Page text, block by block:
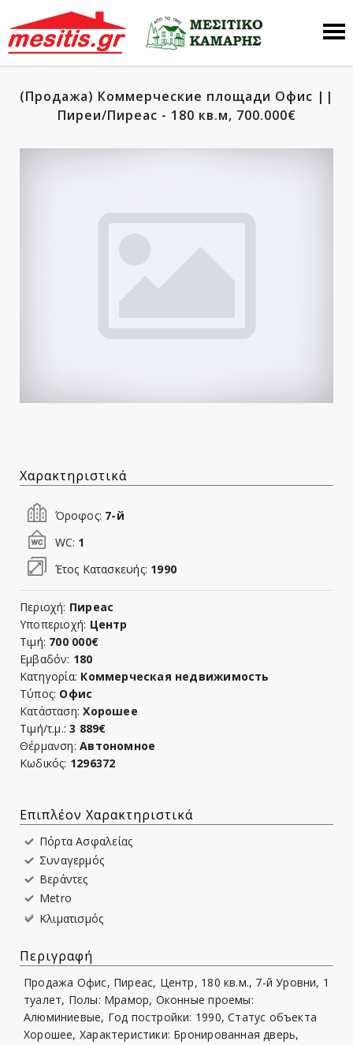
(Продажа) Коммерческие площади Офис ||
Пиреи/Пиреас - 180 кв.м, 700.000€
Χαρακτηριστικά
Όροφος: 7-й
WC: 1
Έτος Κατασκευής: 1990
Περιοχή: Пиреас
Υποπεριοχή: Центр
Τιμή: 700 000€
Εμβαδόν: 180
Κατηγορία: Коммерческая недвижимость
Τύπος: Офис
Κατάσταση: Хорошее
Τιμή/τ.μ.: 3 889€
Θέρμανση: Автономное
Κωδικός: 1296372
Επιπλέον Χαρακτηριστικά
Πόρτα Ασφαλείας
Συναγερμός
Βεράντες
Metro
Κλιματισμός
Περιγραφή
Продажа Офис, Пиреас, Центр, 180 кв.м., 7-й Уровни, 1
туалет, Полы: Мрамор, Оконные проемы:
Алюминиевые, Год постройки: 1990, Статус объекта
Хорошее, Характеристики: Бронированная дверь,